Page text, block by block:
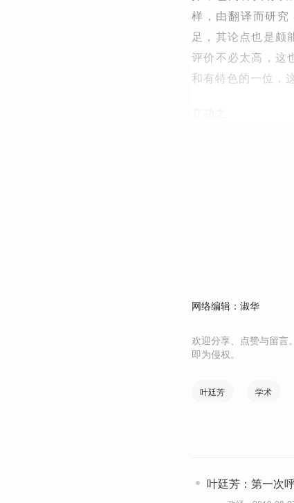
样，由翻译而研
足，其论点也是颇
评价不必太高，这
和有特色的一位，
网络编辑：淑华
欢迎分享、点赞与留言
即为侵权。
叶廷芳 学术
叶廷芳：第一次